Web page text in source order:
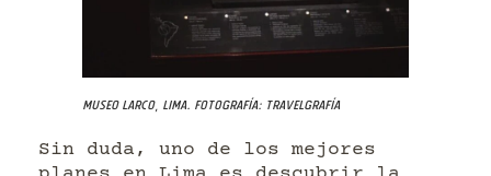
Museo Larco, Lima. Fotografía: Travelgrafía
Sin duda, uno de los mejores